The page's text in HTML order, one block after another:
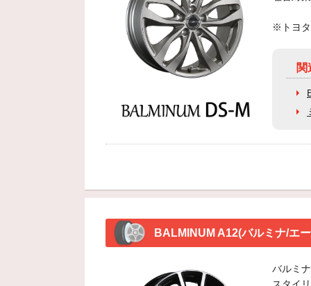
※トヨ
関
BALMINUM A12(バルミナ/エ
バルミ